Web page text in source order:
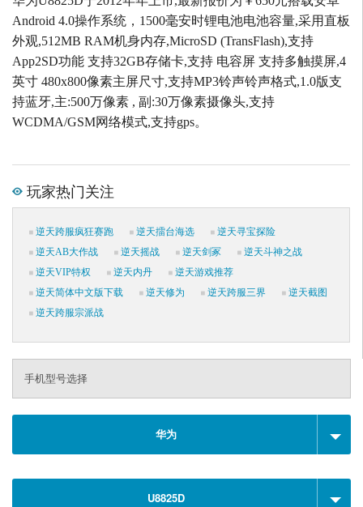
Android 4.0操作系统，1500毫安时锂电池电池容量,采用直板
外观,512MB RAM机身内存,MicroSD (TransFlash),支持
App2SD功能 支持32GB存储卡,支持 电容屏 支持多触摸屏,4
英寸 480x800像素主屏尺寸,支持MP3铃声铃声格式,1.0版支
持蓝牙,主:500万像素 , 副:30万像素摄像头,支持
WCDMA/GSM网络模式,支持gps。
玩家热门关注
逆天跨服疯狂赛跑 逆天擂台海选
逆天寻宝探险
逆天AB大作战
逆天摇战 逆天剑冢
逆天斗神之战
逆天VIP特权
逆天内丹
逆天游戏推荐
逆天简体中文版下载
逆天修为 逆天跨服三界
逆天截图
逆天跨服宗派战
手机型号选择
华为
U8825D